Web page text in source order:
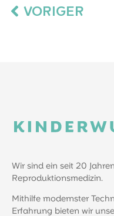
VORIGER
Wir sind ein seit 20
Reproduktionsmedizin.
Mithilfe modernster
Erfahrung bieten wir